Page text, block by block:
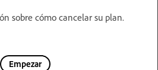
sobre cómo cancelar su plan.
Empezar